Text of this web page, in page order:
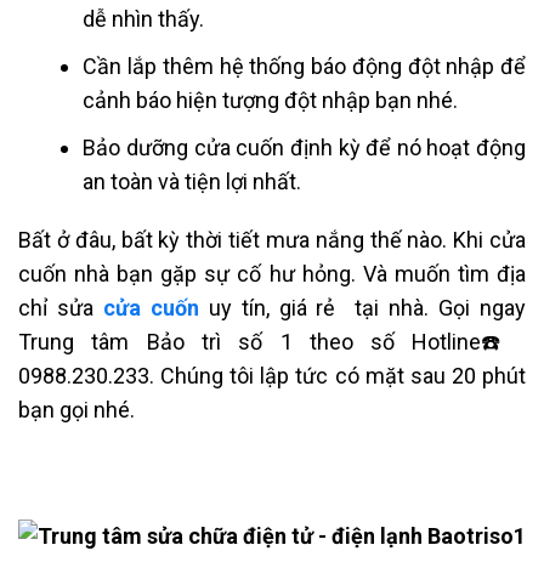
dễ nhìn thấy.
Cần lắp thêm hệ thống báo động đột nhập để
cảnh báo hiện tượng đột nhập bạn nhé.
Bảo dưỡng cửa cuốn định kỳ để nó hoạt động
an toàn và tiện lợi nhất.
Bất ở đâu, bất kỳ thời tiết mưa nắng thế nào. Khi cửa
cuốn nhà bạn gặp sự cố hư hỏng. Và muốn tìm địa
chỉ sửa cửa cuốn uy tín, giá rẻ tại nhà. Gọi ngay
Trung tâm Bảo trì số 1 theo số Hotline☎️
0988.230.233. Chúng tôi lập tức có mặt sau 20 phút
bạn gọi nhé.